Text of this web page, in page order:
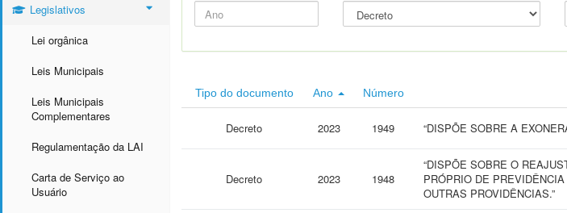
Legislativos
Lei orgânica
Leis Municipais
Leis Municipais
Complementares
Regulamentação da LAI
Carta de Serviço ao
Usuário
Tipo do documento Ano Número
Decreto 2023 1949 “DISPÕE SOBRE A
Decreto 2023 1948
“DISPÕE SOBRE O
PRÓPRIO DE
OUTRAS PROVIDÊNCIAS.”